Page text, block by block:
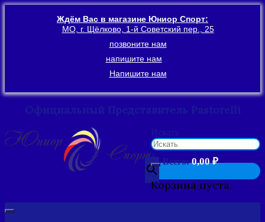
Ждём Вас в магазине Юниор Спорт:
МО, г. Щёлково, 1-й Советский пер., 25
позвоните нам
напишите нам
Напишите нам
Официальный Представитель Pastorelli
Перейти
к
содержимому
Искать
×
Всего:0,00₽
Корзина пуста.